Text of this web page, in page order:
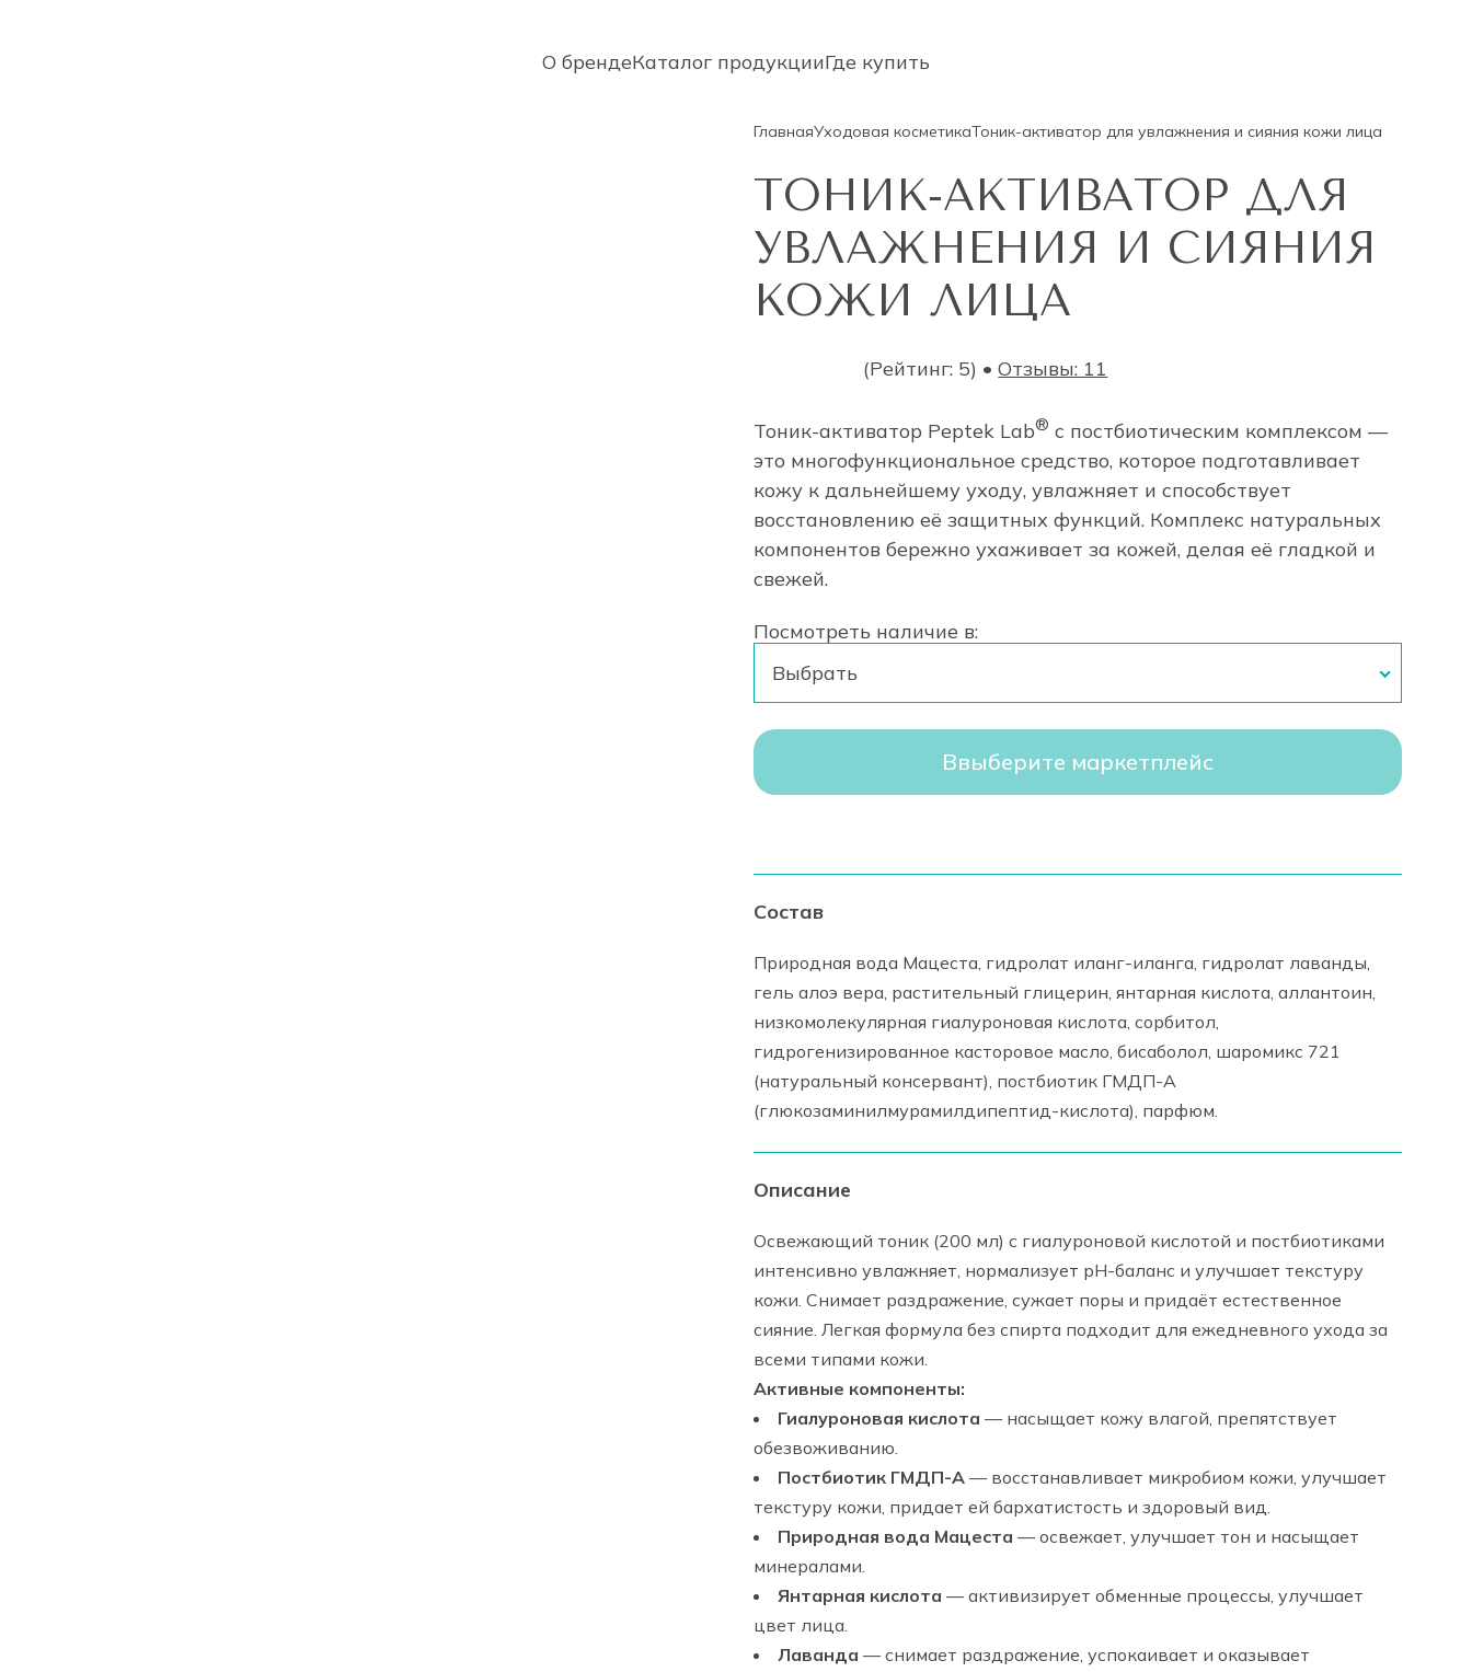
О брендеКаталог продукцииГде купить
ГлавнаяУходовая косметикаТоник-активатор для увлажнения и сияния кожи лица
ТОНИК-АКТИВАТОР ДЛЯ
УВЛАЖНЕНИЯ И СИЯНИЯ
КОЖИ ЛИЦА
(Рейтинг: 5) •Отзывы: 11
Тоник-активатор Peptek Lab® с постбиотическим комплексом —
это многофункциональное средство, которое подготавливает
кожу к дальнейшему уходу, увлажняет и способствует
восстановлению её защитных функций. Комплекс натуральных
компонентов бережно ухаживает за кожей, делая её гладкой и
свежей.
Посмотреть наличие в:
Выбрать
Ввыберите маркетплейс
Состав
Природная вода Мацеста, гидролат иланг-иланга, гидролат лаванды,
гель алоэ вера, растительный глицерин, янтарная кислота, аллантоин,
низкомолекулярная гиалуроновая кислота, сорбитол,
гидрогенизированное касторовое масло, бисаболол, шаромикс 721
(натуральный консервант), постбиотик ГМДП-А
(глюкозаминилмурамилдипептид-кислота), парфюм.
Описание
Освежающий тоник(200 мл) с гиалуроновой кислотой и постбиотиками
интенсивно увлажняет, нормализует pH-баланс и улучшает текстуру
кожи. Снимает раздражение, сужает поры и придаёт естественное
сияние. Легкая формула без спирта подходит для ежедневного ухода за
всеми типами кожи.
Активные компоненты:
Гиалуроновая кислота — насыщает кожу влагой, препятствует
обезвоживанию.
Постбиотик ГМДП-А— восстанавливает микробиом кожи, улучшает
текстуру кожи, придает ей бархатистость и здоровый вид.
Природная вода Мацеста — освежает, улучшает тон и насыщает
минералами.
Янтарная кислота — активизирует обменные процессы, улучшает
цвет лица.
Лаванда — снимает раздражение, успокаивает и оказывает